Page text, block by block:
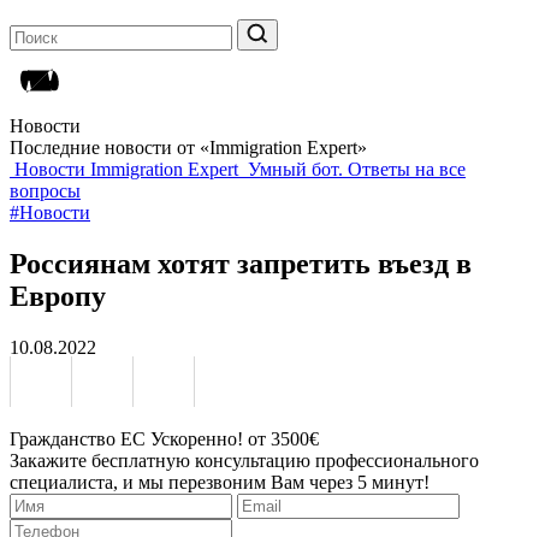
Новости
Последние новости от «Immigration Expert»
Новости Immigration Expert Умный бот. Ответы на все
вопросы
#Новости
Россиянам хотят запретить въезд в
Европу
10.08.2022
Гражданство ЕС Ускоренно! от 3500€
Закажите бесплатную консультацию профессионального
специалиста, и мы перезвоним Вам через 5 минут!